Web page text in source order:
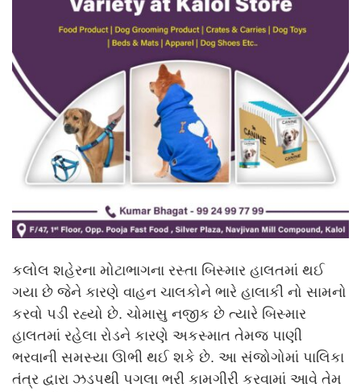
કલોલ શહેરના મોટાભાગના રસ્તા બિસ્માર હાલતમાં થઈ
ગયા છે જેને કારણે વાહન ચાલકોને ભારે હાલાકી નો સામનો
કરવો પડી રહ્યો છે. ચોમાસુ નજીક છે ત્યારે બિસ્માર
હાલતમાં રહેલા રોડને કારણે અકસ્માત તેમજ પાણી
ભરવાની સમસ્યા ઊભી થઈ શકે છે. આ સંજોગોમાં પાલિકા
તંત્ર દ્વારા ઝડપથી પગલા ભરી કામગીરી કરવામાં આવે તેમ